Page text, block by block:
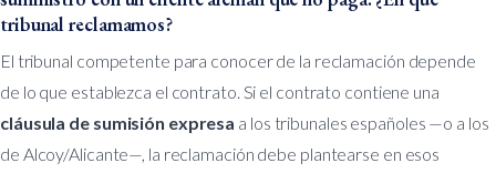
tribunal reclamamos?
El tribunal competente para conocer de la reclamación depende
de lo que establezca el contrato. Si el contrato contiene una
cláusula de sumisión expresa a los tribunales españoles —o a los
de Alcoy/Alicante—, la reclamación debe plantearse en esos